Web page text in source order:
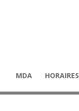
MDA HORAIRES